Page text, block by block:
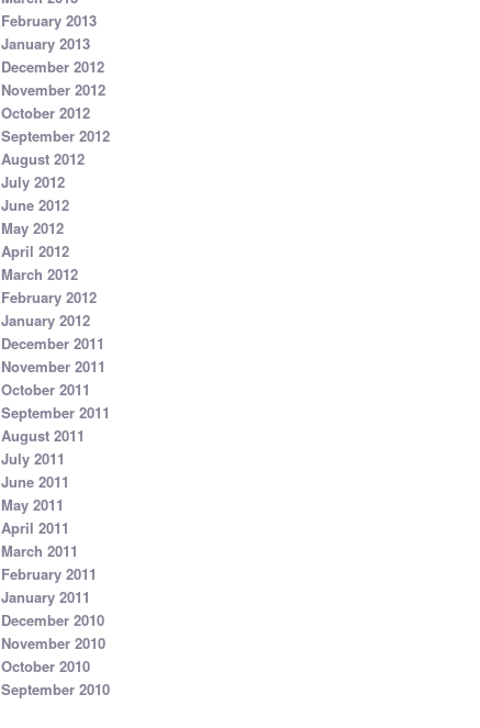
February 2013
January 2013
December 2012
November 2012
October 2012
September 2012
August 2012
July 2012
June 2012
May 2012
April 2012
March 2012
February 2012
January 2012
December 2011
November 2011
October 2011
September 2011
August 2011
July 2011
June 2011
May 2011
April 2011
March 2011
February 2011
January 2011
December 2010
November 2010
October 2010
September 2010